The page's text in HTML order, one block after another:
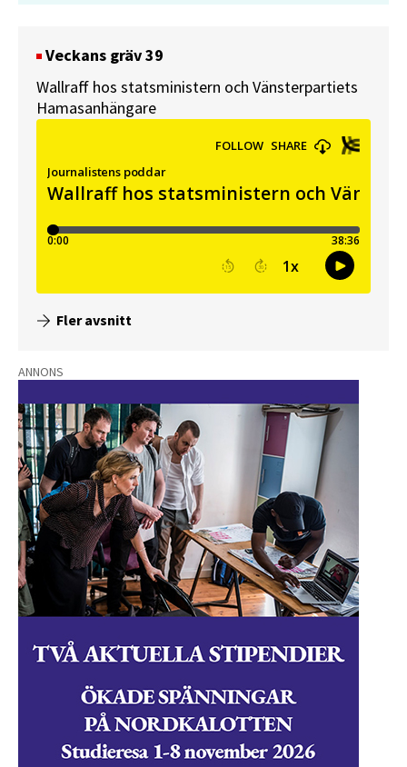
Veckans gräv 39
Wallraff hos statsministern och Vänsterpartiets
Hamasanhängare
Fler avsnitt
ANNONS